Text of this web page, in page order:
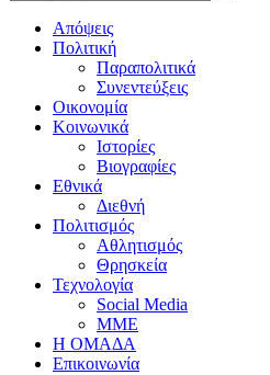
Απόψεις
Πολιτική
Παραπολιτικά
Συνεντεύξεις
Οικονομία
Κοινωνικά
Ιστορίες
Βιογραφίες
Εθνικά
Διεθνή
Πολιτισμός
Αθλητισμός
Θρησκεία
Τεχνολογία
Social Media
ΜΜΕ
Η ΟΜΑΔΑ
Επικοινωνία